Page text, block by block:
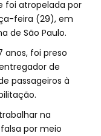
foi atropelada por
feira (29), em
de São Paulo.
anos, foi preso
de
passageiros à
na
por meio